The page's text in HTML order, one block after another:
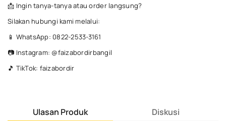
📩 Ingin tanya-tanya atau order langsung?
Silakan hubungi kami melalui:
📱 WhatsApp: 0822-2533-3161
📷 Instagram: @faizabordirbangil
🎵 TikTok: faizabordir
Ulasan Produk Diskusi